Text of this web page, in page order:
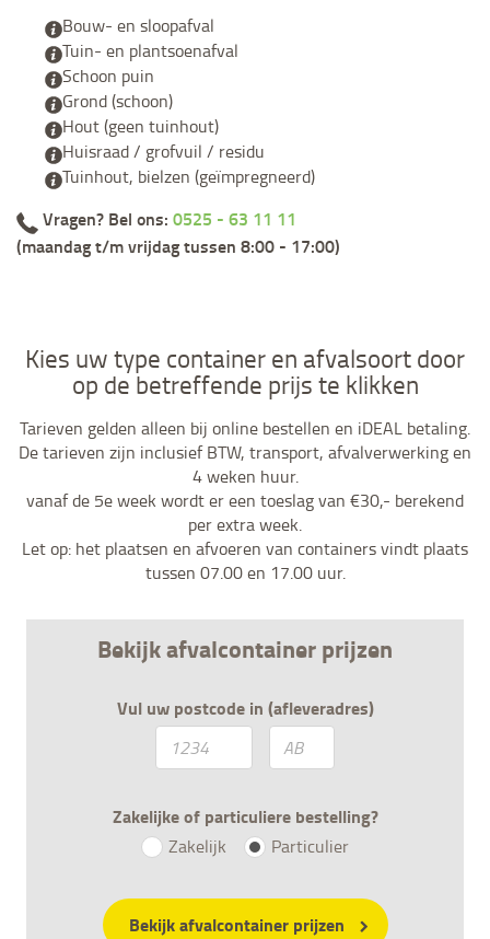
Bouw- en sloopafval
Tuin- en plantsoenafval
Schoon puin
Grond (schoon)
Hout (geen tuinhout)
Huisraad / grofvuil / residu
Tuinhout, bielzen (geïmpregneerd)
Vragen? Bel ons: 0525 - 63 11 11
(maandag t/m vrijdag tussen 8:00 - 17:00)
Kies uw type container en afvalsoort door
op de betreffende prijs te klikken
Tarieven gelden alleen bij online bestellen en iDEAL betaling.
De tarieven zijn inclusief BTW, transport, afvalverwerking en
4 weken huur.
vanaf de 5e week wordt er een toeslag van €30,- berekend
per extra week.
Let op: het plaatsen en afvoeren van containers vindt plaats
tussen 07.00 en 17.00 uur.
Bekijk afvalcontainer prijzen
Vul uw postcode in (afleveradres)
Zakelijke of particuliere bestelling?
Zakelijk Particulier
Bekijk afvalcontainer prijzen